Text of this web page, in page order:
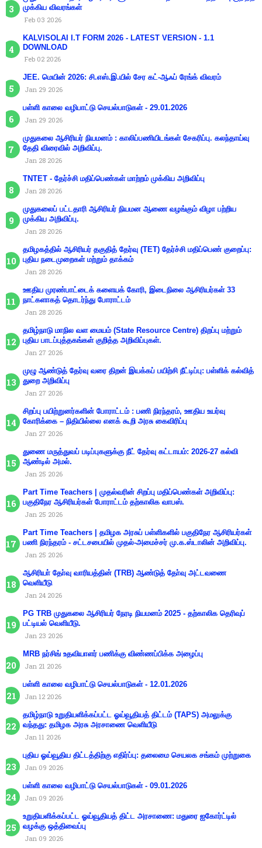
முக்கிய விவரங்கள்
Feb 03 2026
KALVISOLAI I.T FORM 2026 - LATEST VERSION - 1.1
DOWNLOAD
Feb 02 2026
JEE. மெயின் 2026: சி.எஸ்.இ.யில் சேர கட்-ஆஃப் ரேங்க் விவரம்
Jan 29 2026
பள்ளி காலை வழிபாட்டு செயல்பாடுகள் - 29.01.2026
Jan 29 2026
முதுகலை ஆசிரியர் நியமனம் : காலிப்பணியிடங்கள் சேகரிப்பு. கலந்தாய்வு
தேதி விரைவில் அறிவிப்பு.
Jan 28 2026
TNTET - தேர்ச்சி மதிப்பெண்கள் மாற்றம் முக்கிய அறிவிப்பு
Jan 28 2026
முதுகலைப் பட்டதாரி ஆசிரியர் நியமன ஆணை வழங்கும் விழா பற்றிய
முக்கிய அறிவிப்பு.
Jan 28 2026
தமிழகத்தில் ஆசிரியர் தகுதித் தேர்வு (TET) தேர்ச்சி மதிப்பெண் குறைப்பு:
புதிய நடைமுறைகள் மற்றும் தாக்கம்
Jan 28 2026
ஊதிய முரண்பாட்டைக் களையக் கோரி, இடைநிலை ஆசிரியர்கள் 33
நாட்களாகத் தொடர்ந்து போராட்டம்
Jan 28 2026
தமிழ்நாடு மாநில வள மையம் (State Resource Centre) திறப்பு மற்றும்
புதிய பாடப்புத்தகங்கள் குறித்த அறிவிப்புகள்.
Jan 27 2026
முழு ஆண்டுத் தேர்வு வரை திறன் இயக்கப் பயிற்சி நீட்டிப்பு: பள்ளிக் கல்வித்
துறை அறிவிப்பு
Jan 27 2026
சிறப்பு பயிற்றுனர்களின் போராட்டம் : பணி நிரந்தரம், ஊதிய உயர்வு
கோரிக்கை – நிதியில்லை எனக் கூறி அரசு கைவிரிப்பு
Jan 27 2026
துணை மருத்துவப் படிப்புகளுக்கு நீட் தேர்வு கட்டாயம்: 2026-27 கல்வி
ஆண்டில் அமல்.
Jan 25 2026
Part Time Teachers | முதல்வரின் சிறப்பு மதிப்பெண்கள் அறிவிப்பு:
பகுதிநேர ஆசிரியர்கள் போராட்டம் தற்காலிக வாபஸ்.
Jan 25 2026
Part Time Teachers | தமிழக அரசுப் பள்ளிகளில் பகுதிநேர ஆசிரியர்கள்
பணி நிரந்தரம் - சட்டசபையில் முதல்-அமைச்சர் மு.க.ஸ்டாலின் அறிவிப்பு.
Jan 25 2026
ஆசிரியா் தோ்வு வாரியத்தின் (TRB) ஆண்டுத் தோ்வு அட்டவணை
வெளியீடு
Jan 24 2026
PG TRB முதுகலை ஆசிரியர் நேரடி நியமனம் 2025 - தற்காலிக தெரிவுப்
பட்டியல் வெளியீடு.
Jan 23 2026
MRB நர்சிங் உதவியாளர் பணிக்கு விண்ணப்பிக்க அழைப்பு
Jan 21 2026
பள்ளி காலை வழிபாட்டு செயல்பாடுகள் - 12.01.2026
Jan 12 2026
தமிழ்நாடு உறுதியளிக்கப்பட்ட ஓய்வூதியத் திட்டம் (TAPS) அமலுக்கு
வந்தது: தமிழக அரசு அரசாணை வெளியீடு
Jan 11 2026
புதிய ஓய்வூதிய திட்டத்திற்கு எதிர்ப்பு: தலைமை செயலக சங்கம் முற்றுகை
Jan 09 2026
பள்ளி காலை வழிபாட்டு செயல்பாடுகள் - 09.01.2026
Jan 09 2026
உறுதியளிக்கப்பட்ட ஓய்வூதியத் திட்ட அரசாணை: மதுரை ஐகோர்ட்டில்
வழக்கு ஒத்திவைப்பு
Jan 09 2026